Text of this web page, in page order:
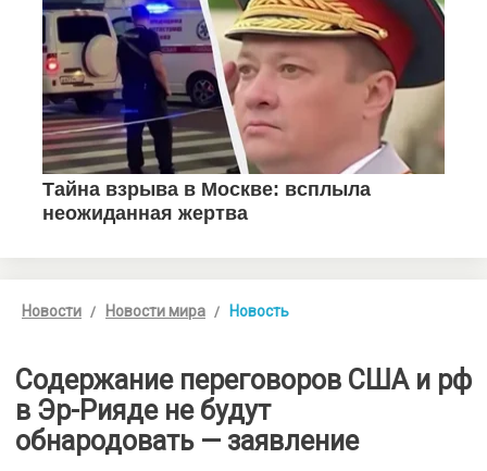
Новости Новости мира Новость
Содержание переговоров США и рф
в Эр-Рияде не будут
обнародовать — заявление